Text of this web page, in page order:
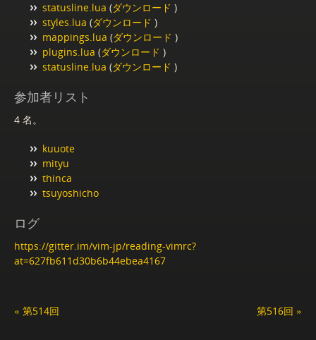
statusline.lua (ダウンロード )
styles.lua (ダウンロード )
mappings.lua (ダウンロード )
plugins.lua (ダウンロード )
statusline.lua (ダウンロード )
参加者リスト
4 名。
kuuote
mityu
thinca
tsuyoshicho
ログ
https://gitter.im/vim-jp/reading-vimrc?
at=627fb611d30b6b44ebea4167
« 第514回 第516回 »